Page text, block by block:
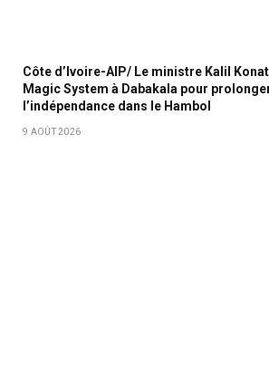
Côte d’Ivoire-AIP/ Le ministre Kalil
Magic System à Dabakala pour
l’indépendance dans le Hambol
9 AOÛT 2026